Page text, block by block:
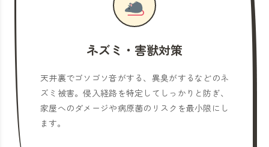
ネズミ・害獣対策
天井裏でゴソゴソ音がする、異臭がするなどのネ
ズミ被害。侵入経路を特定してしっかりと防ぎ、
家屋へのダメージや病原菌のリスクを最小限にし
ます。